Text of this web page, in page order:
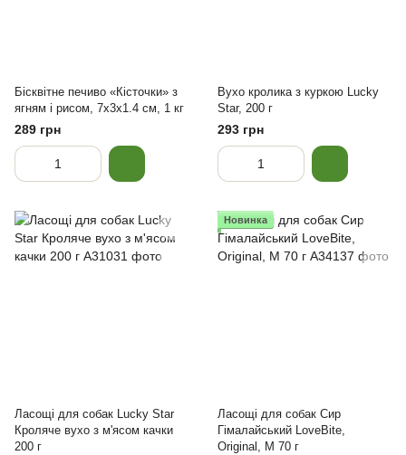
Бісквітне печиво «Кісточки» з
ягням і рисом, 7x3x1.4 см, 1 кг
289 грн
Вухо кролика з куркою Lucky
Star, 200 г
293 грн
Ласощі для собак Lucky Star
Кроляче вухо з м'ясом качки
200 г
Новинка
Ласощі для собак Сир
Гімалайський LoveBite,
Original, M 70 г